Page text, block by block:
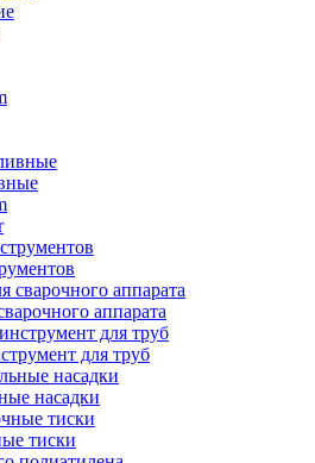
аппарата
для труб
насадки
тиски